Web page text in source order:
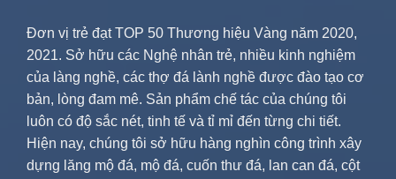
Đơn vị trẻ đạt TOP 50 Thương hiệu Vàng năm 2020,
2021. Sở hữu các Nghệ nhân trẻ, nhiều kinh nghiệm
của làng nghề, các thợ đá lành nghề được đào tạo cơ
bản, lòng đam mê. Sản phẩm chế tác của chúng tôi
luôn có độ sắc nét, tinh tế và tỉ mỉ đến từng chi tiết.
Hiện nay, chúng tôi sở hữu hàng nghìn công trình xây
dựng lăng mộ đá, mộ đá, cuốn thư đá, lan can đá, cột